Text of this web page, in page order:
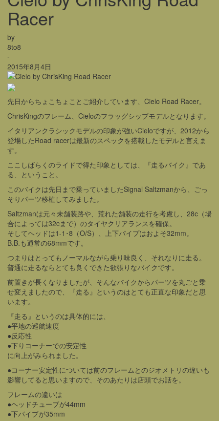
Racer
by
8to8
-
2015年8月4日
先日からちょこちょことご紹介しています、Cielo Road Racer。
ChrisKingのフレーム、Cieloのフラッグシップモデルとなります。
イタリアンクラシックモデルの印象が強いCieloですが、2012から
登場したRoad racerは最新のスペックを搭載したモデルと言えま
す。
ここしばらくのライドで得た印象としては、『走るバイク』であ
る、ということ。
このバイクは先日まで乗っていましたSignal Saltzmanから、ごっ
そりパーツ移植してみました。
Saltzmanは元々未舗装路や、荒れた舗装の走行を考慮し、28c（場
合によっては32cまで）のタイヤクリアランスを確保。
そしてヘッドは1-1･8（O/S）、上下パイプはおよそ32mm。
B.B.も通常の68mmです。
つまりはとってもノーマルながら乗り味良く、それなりに走る。
普通に走るならとても良くできた欲張りなバイクです。
前置きが長くなりましたが、そんなバイクからパーツを丸ごと乗
せ変えましたので、『走る』というのはとても正直な印象だと思
います。
『走る』というのは具体的には、
●平地の巡航速度
●反応性
●下りコーナーでの安定性
に向上がみられました。
●コーナー安定性については前のフレームとのジオメトリの違いも
影響してると思いますので、そのあたりは店頭でお話を。
フレームの違いは
●ヘッドチューブが44mm
●下パイプが35mm